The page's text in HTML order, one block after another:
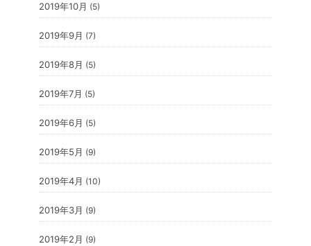
2019年10月 (5)
2019年9月 (7)
2019年8月 (5)
2019年7月 (5)
2019年6月 (5)
2019年5月 (9)
2019年4月 (10)
2019年3月 (9)
2019年2月 (9)